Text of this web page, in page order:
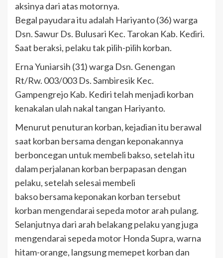
aksinya dari atas motornya.
Begal payudara itu adalah Hariyanto (36) warga
Dsn. Sawur Ds. Bulusari Kec. Tarokan Kab. Kediri.
Saat beraksi, pelaku tak pilih-pilih korban.
Erna Yuniarsih (31) warga Dsn. Genengan
Rt/Rw. 003/003 Ds. Sambiresik Kec.
Gampengrejo Kab. Kediri telah menjadi korban
kenakalan ulah nakal tangan Hariyanto.
Menurut penuturan korban, kejadian itu berawal
saat korban bersama dengan keponakannya
berboncegan untuk membeli bakso, setelah itu
dalam perjalanan korban berpapasan dengan
pelaku, setelah selesai membeli
bakso bersama keponakan korban tersebut
korban mengendarai sepeda motor arah pulang.
Selanjutnya dari arah belakang pelaku yang juga
mengendarai sepeda motor Honda Supra, warna
hitam-orange, langsung memepet korban dan